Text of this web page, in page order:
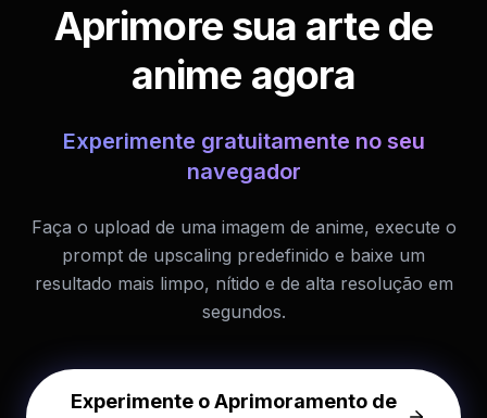
Aprimore sua arte de
anime agora
Experimente gratuitamente no seu
navegador
Faça o upload de uma imagem de anime, execute o
prompt de upscaling predefinido e baixe um
resultado mais limpo, nítido e de alta resolução em
segundos.
Experimente o Aprimoramento de